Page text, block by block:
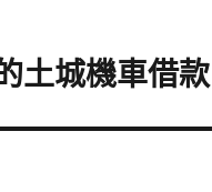
土城機車借款